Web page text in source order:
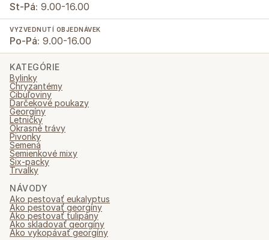
St-Pá: 9.00-16.00
VYZVEDNUTÍ OBJEDNÁVEK
Po-Pá: 9.00-16.00
KATEGÓRIE
Bylinky
Chryzantémy
Cibuľoviny
Darčekové poukazy
Georgíny
Letničky
Okrasné trávy
Pivonky
Semená
Semienkové mixy
Six-packy
Trvalky
NÁVODY
Ako pestovať eukalyptus
Ako pestovať georgíny
Ako pestovať tulipány
Ako skladovať georgíny
Ako vykopávať georgíny